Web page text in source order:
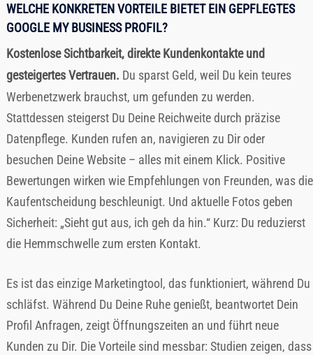
WELCHE KONKRETEN VORTEILE BIETET EIN GEPFLEGTES
GOOGLE MY BUSINESS PROFIL?
Kostenlose Sichtbarkeit, direkte Kundenkontakte und
gesteigertes Vertrauen. Du sparst Geld, weil Du kein teures
Werbenetzwerk brauchst, um gefunden zu werden.
Stattdessen steigerst Du Deine Reichweite durch präzise
Datenpflege. Kunden rufen an, navigieren zu Dir oder
besuchen Deine Website – alles mit einem Klick. Positive
Bewertungen wirken wie Empfehlungen von Freunden, was die
Kaufentscheidung beschleunigt. Und aktuelle Fotos geben
Sicherheit: „Sieht gut aus, ich geh da hin.“ Kurz: Du reduzierst
die Hemmschwelle zum ersten Kontakt.
Es ist das einzige Marketingtool, das funktioniert, während Du
schläfst. Während Du Deine Ruhe genießt, beantwortet Dein
Profil Anfragen, zeigt Öffnungszeiten an und führt neue
Kunden zu Dir. Die Vorteile sind messbar: Studien zeigen, dass